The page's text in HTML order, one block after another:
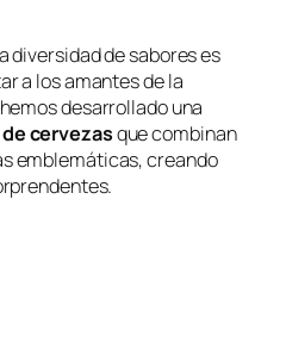
diversidad de sabores es
a los amantes de la
desarrollado una
cervezasque combinan
emblemáticas, creando